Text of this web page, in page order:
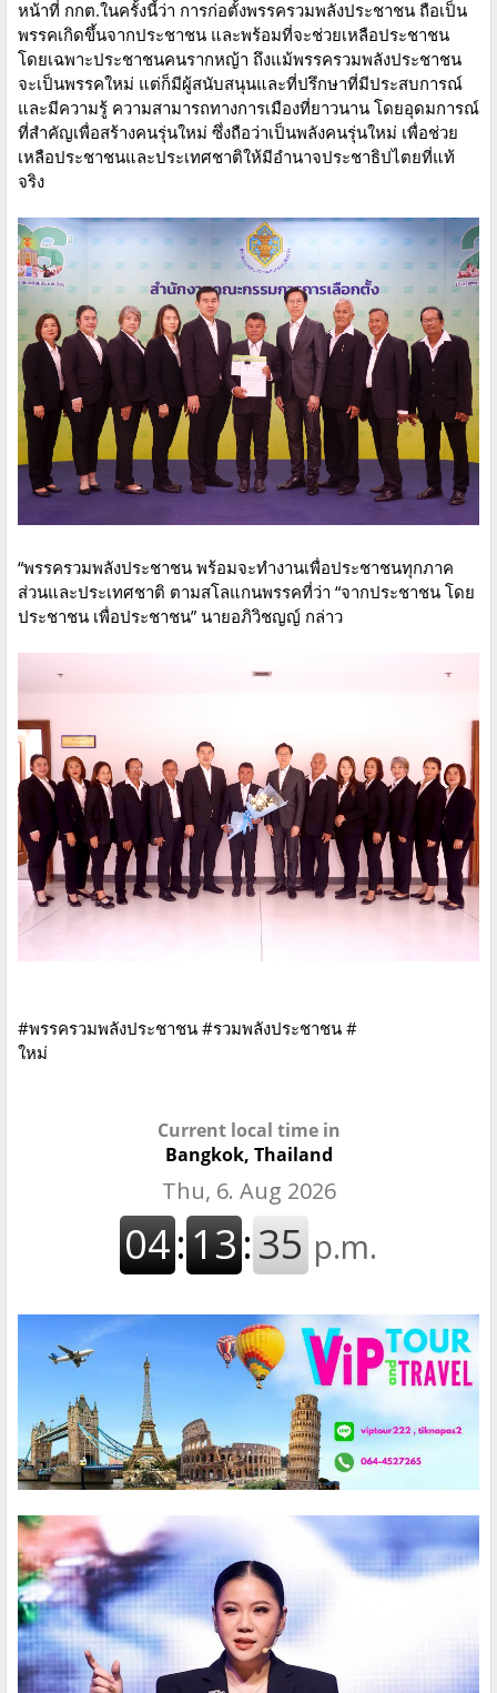
หน้าที่ กกต.ในครั้งนี้ว่า การก่อตั้งพรรครวมพลังประชาชน ถือเป็น
พรรคเกิดขึ้นจากประชาชน และพร้อมที่จะช่วยเหลือประชาชน
โดยเฉพาะประชาชนคนรากหญ้า ถึงแม้พรรครวมพลังประชาชน
จะเป็นพรรคใหม่ แต่ก็มีผู้สนับสนุนและที่ปรึกษาที่มีประสบการณ์
และมีความรู้ ความสามารถทางการเมืองที่ยาวนาน โดยอุดมการณ์
ที่สำคัญเพื่อสร้างคนรุ่นใหม่ ซึ่งถือว่าเป็นพลังคนรุ่นใหม่ เพื่อช่วย
เหลือประชาชนและประเทศชาติให้มีอำนาจประชาธิปไตยที่แท้
จริง
“พรรครวมพลังประชาชน พร้อมจะทำงานเพื่อประชาชนทุกภาค
ส่วนและประเทศชาติ ตามสโลแกนพรรคที่ว่า “จากประชาชน โดย
ประชาชน เพื่อประชาชน” นายอภิวิชญญ์ กล่าว
#พรรครวมพลังประชาชน #รวมพลังประชาชน #
ใหม่
Current local time in
Bangkok, Thailand